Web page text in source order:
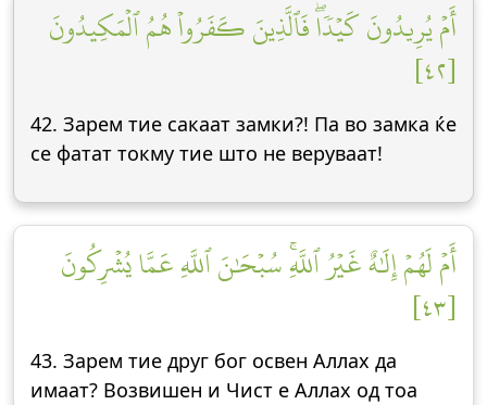
أَمۡ يُرِيدُونَ كَيۡدٗاۖ فَٱلَّذِينَ كَفَرُواْ هُمُ ٱلۡمَكِيدُونَ
[٤٢]
42. Зарем тие сакаат замки?! Па во замка ќе
се фатат токму тие што не веруваат!
أَمۡ لَهُمۡ إِلَٰهٌ غَيۡرُ ٱللَّهِۚ سُبۡحَٰنَ ٱللَّهِ عَمَّا يُشۡرِكُونَ
[٤٣]
43. Зарем тие друг бог освен Аллах да
имаат? Возвишен и Чист е Аллах од тоа